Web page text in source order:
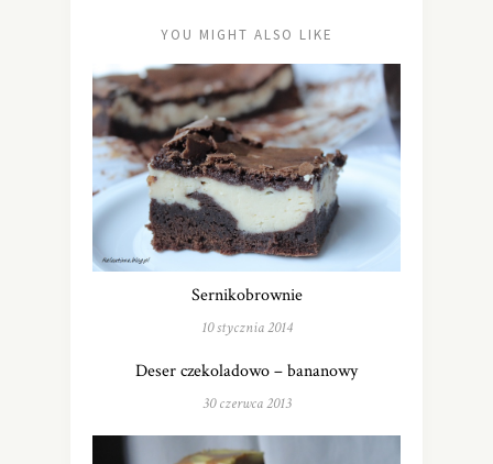
YOU MIGHT ALSO LIKE
Sernikobrownie
10 stycznia 2014
Deser czekoladowo – bananowy
30 czerwca 2013